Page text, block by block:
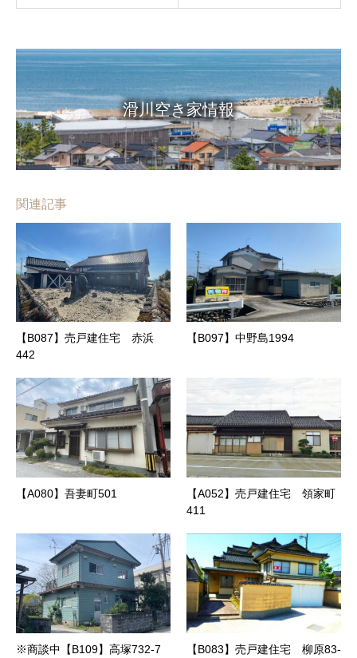
滑川空き家情報
関連記事
【B087】売戸建住宅 赤浜
442
【B097】中野島1994
【A080】吾妻町501
【A052】売戸建住宅 領家町
411
※商談中【B109】高塚732-7
【B083】売戸建住宅 柳原83‐